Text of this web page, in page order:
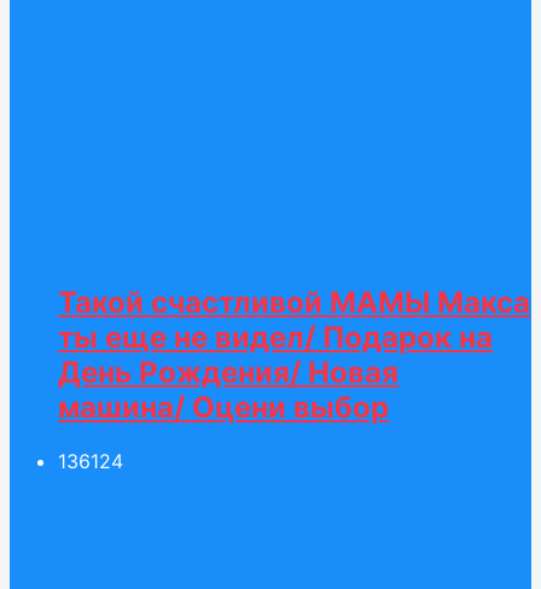
Такой счастливой МАМЫ Макса
ты еще не видел/ Подарок на
День Рождения/ Новая
машина/ Оцени выбор
136124